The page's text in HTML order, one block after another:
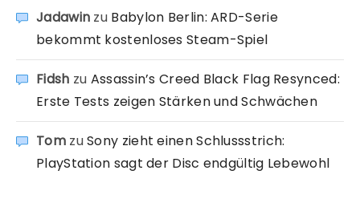
Jadawin zu Babylon Berlin: ARD-Serie
bekommt kostenloses Steam-Spiel
Fidsh zu Assassin’s Creed Black Flag Resynced:
Erste Tests zeigen Stärken und Schwächen
TomzuSony zieht einen Schlussstrich:
PlayStation sagt der Disc endgültig Lebewohl